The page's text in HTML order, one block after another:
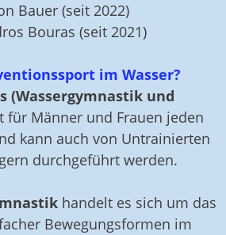
Bauer (seit 2022)
Bouras (seit 2021)
im Wasser?
(Wassergymnastik und
für Männer und Frauen jeden
kann auch von Untrainierten
durchgeführt werden.
handelt es sich um das
Bewegungsformen im